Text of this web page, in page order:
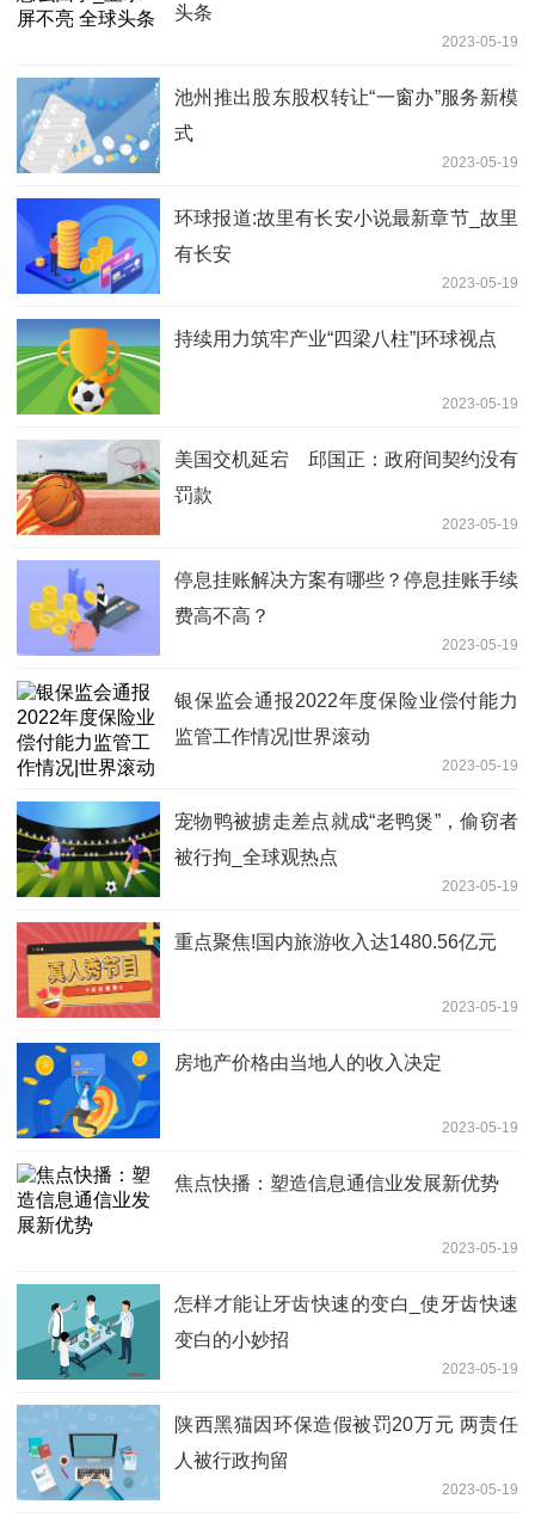
头条
2023-05-19
池州推出股东股权转让“一窗办”服务新模
式
2023-05-19
环球报道:故里有长安小说最新章节_故里
有长安
2023-05-19
持续用力筑牢产业“四梁八柱”|环球视点
2023-05-19
美国交机延宕 邱国正：政府间契约没有
罚款
2023-05-19
停息挂账解决方案有哪些？停息挂账手续
费高不高？
2023-05-19
银保监会通报2022年度保险业偿付能力
监管工作情况|世界滚动
2023-05-19
宠物鸭被掳走差点就成“老鸭煲”，偷窃者
被行拘_全球观热点
2023-05-19
重点聚焦!国内旅游收入达1480.56亿元
2023-05-19
房地产价格由当地人的收入决定
2023-05-19
焦点快播：塑造信息通信业发展新优势
2023-05-19
怎样才能让牙齿快速的变白_使牙齿快速
变白的小妙招
2023-05-19
陕西黑猫因环保造假被罚20万元 两责任
人被行政拘留
2023-05-19